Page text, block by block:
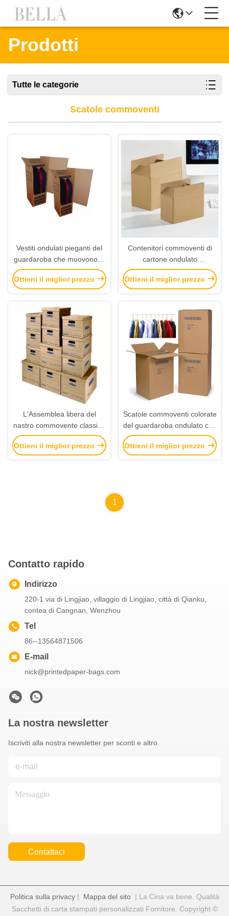
Prodotti
Tutte le categorie
Scatole commoventi
Vestiti ondulati pieganti del
guardaroba che muovono la
scatola di stoccaggio
Ottieni il miglior prezzo
Contenitori commoventi di
cartone ondulato
commovente di Brown per la
carta della cassetta delle
Ottieni il miglior prezzo
L'Assemblea libera del
nastro commovente classico
delle scatole facile porta il
contenitore di carta di
Ottieni il miglior prezzo
Scatole commoventi colorate
del guardaroba ondulato che
imballano cartone di carta
ondulato più le barre
Ottieni il miglior prezzo
1
Contatto rapido
Indirizzo
220-1 via di Lingjiao, villaggio di Lingjiao, città di Qianku,
contea di Cangnan, Wenzhou
Tel
86--13564871506
E-mail
nick@printedpaper-bags.com
La nostra newsletter
Iscriviti alla nostra newsletter per sconti e altro.
Contattaci
Politica sulla privacy| Mappa del sito| La Cina va bene. Qualità
Sacchetti di carta stampati personalizzati Fornitore. Copyright ©